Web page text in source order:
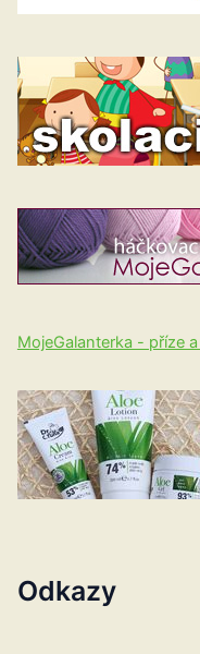
MojeGalanterka - příze
Odkazy